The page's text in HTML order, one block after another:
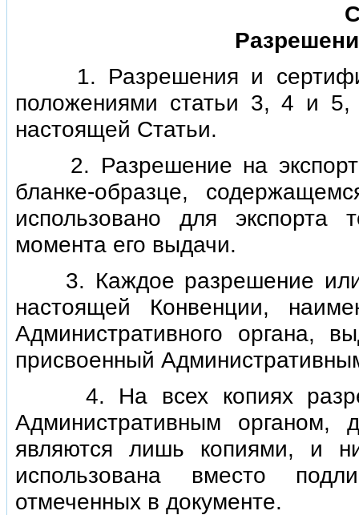
1. Разрешения и
положениями статьи 3, 4 и 5,
настоящей Статьи.
2. Разрешение на экспорт
бланке-образце,
использовано для
момента его выдачи.
3. Каждое разрешение или
настоящей Конвенции,
Административного органа,
присвоенный
4. На всех копиях
Административным
являются лишь копиями, и
использована вместо
отмеченных в документе.